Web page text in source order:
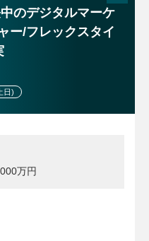
）の業務サポート
した業務推進
般における継続的な業務
のデジタルマーケ
ー/フレックスタイ
日)
万円